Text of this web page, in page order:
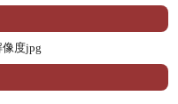
像度jpg